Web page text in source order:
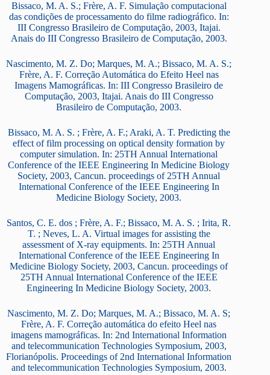
Bissaco, M. A. S.; Frère, A. F. Simulação computacional
das condições de processamento do filme radiográfico. In:
III Congresso Brasileiro de Computação, 2003, Itajai.
Anais do III Congresso Brasileiro de Computação, 2003.
Nascimento, M. Z. Do; Marques, M. A.; Bissaco, M. A. S.;
Frère, A. F. Correção Automática do Efeito Heel nas
Imagens Mamográficas. In: III Congresso Brasileiro de
Computação, 2003, Itajai. Anais do III Congresso
Brasileiro de Computação, 2003.
Bissaco, M. A. S. ; Frère, A. F.; Araki, A. T. Predicting the
effect of film processing on optical density formation by
computer simulation. In: 25TH Annual International
Conference of the IEEE Engineering In Medicine Biology
Society, 2003, Cancun. proceedings of 25TH Annual
International Conference of the IEEE Engineering In
Medicine Biology Society, 2003.
Santos, C. E. dos ; Frère, A. F.; Bissaco, M. A. S. ; Irita, R.
T. ; Neves, L. A. Virtual images for assisting the
assessment of X-ray equipments. In: 25TH Annual
International Conference of the IEEE Engineering In
Medicine Biology Society, 2003, Cancun. proceedings of
25TH Annual International Conference of the IEEE
Engineering In Medicine Biology Society, 2003.
Nascimento, M. Z. Do; Marques, M. A.; Bissaco, M. A. S;
Frère, A. F. Correção automática do efeito Heel nas
imagens mamográficas. In: 2nd International Information
and telecommunication Technologies Symposium, 2003,
Florianópolis. Proceedings of 2nd International Information
and telecommunication Technologies Symposium, 2003.